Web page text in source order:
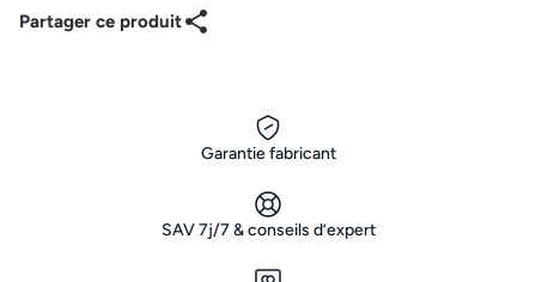
Partager ce produit
Garantie fabricant
SAV 7j/7 & conseils d’expert